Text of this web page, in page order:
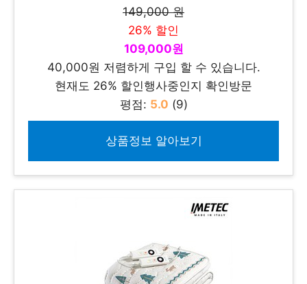
149,000 원
26% 할인
109,000원
40,000원 저렴하게 구입 할 수 있습니다.
현재도 26% 할인행사중인지 확인방문
평점: 5.0 (9)
상품정보 알아보기